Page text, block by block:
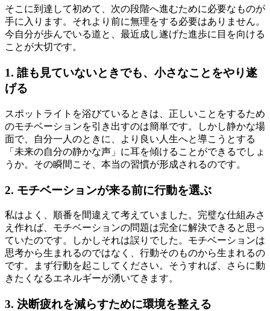
そこに到達して初めて、次の段階へ進むために必要なものが
手に入ります。それより前に無理をする必要はありません。
今自分が歩んでいる道と、最近成し遂げた進歩に目を向ける
ことが大切です。
1. 誰も見ていないときでも、小さなことをやり遂
げる
スポットライトを浴びているときは、正しいことをするため
のモチベーションを引き出すのは簡単です。しかし静かな場
面で、自分一人のときに、より良い人生へと導こうとする
「未来の自分の静かな声」に耳を傾けることができるでしょ
うか。その瞬間こそ、本当の習慣が形成されるのです。
2. モチベーションが来る前に行動を選ぶ
私はよく、順番を間違えて考えていました。完璧な仕組みさ
え作れば、モチベーションの問題は完全に解決できると思っ
ていたのです。しかしそれは誤りでした。モチベーションは
思考から生まれるのではなく、行動そのものから生まれるの
です。まず行動を起こしてください。そうすれば、さらに動
きたくなるエネルギーが湧いてきます。
3. 決断疲れを減らすために環境を整える